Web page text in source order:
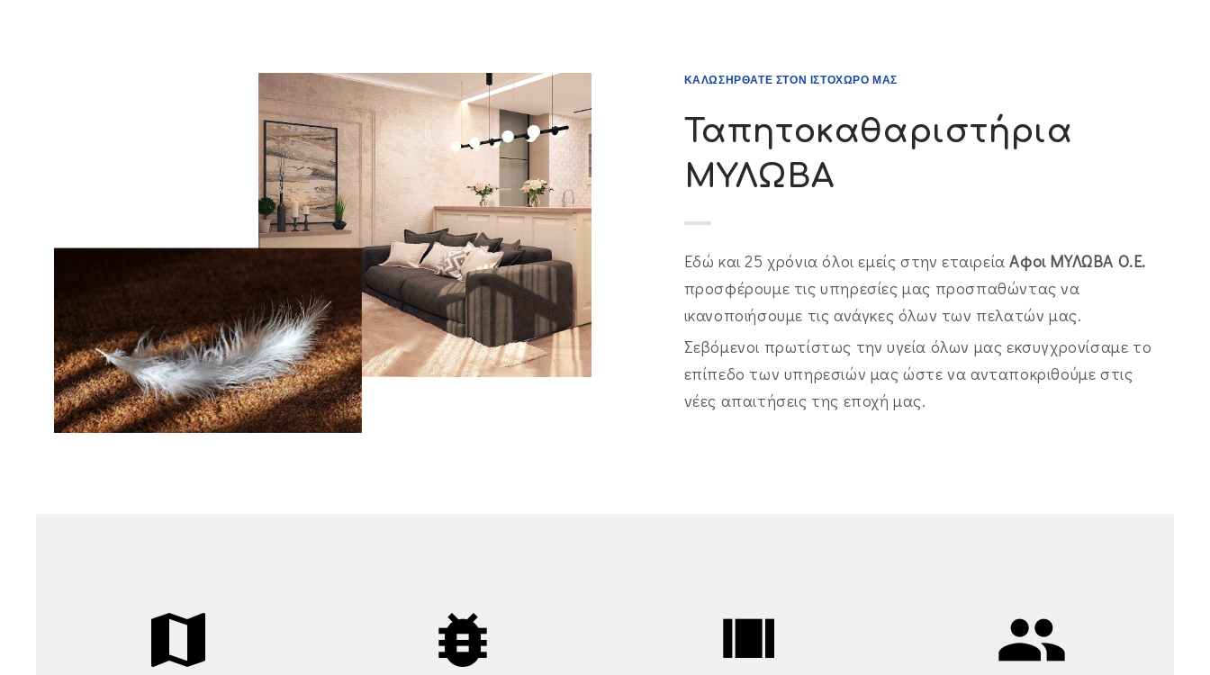
ΚΑΛΩΣΗΡΘΑΤΕ ΣΤΟΝ ΙΣΤΟΧΩΡΟ ΜΑΣ
Ταπητοκαθαριστήρια
ΜΥΛΩΒΑ
Εδώ και 25 χρόνια όλοι εμείς στην εταιρείαΑφοι ΜΥΛΩΒΑ Ο.Ε.
προσφέρουμε τις υπηρεσίες μας προσπαθώντας να
ικανοποιήσουμε τις ανάγκες όλων των πελατών μας.
Σεβόμενοι πρωτίστως την υγεία όλων μας εκσυγχρονίσαμε το
επίπεδο των υπηρεσιών μας ώστε να ανταποκριθούμε στις
νέες απαιτήσεις της εποχή μας.